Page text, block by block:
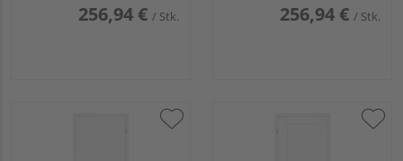
256,94 € / Stk. 256,94 € / Stk.